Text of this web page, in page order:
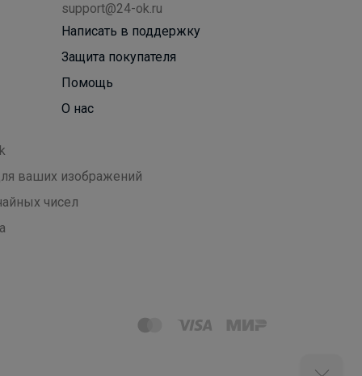
support@24-ok.ru
Написать в поддержку
Защита покупателя
Помощь
О нас
ваших изображений
чисел